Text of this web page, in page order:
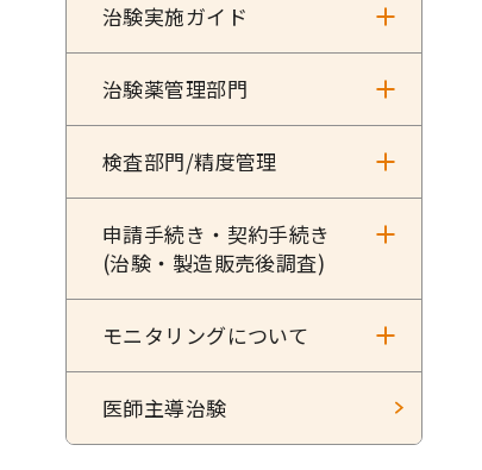
治験実施ガイド
治験薬管理部門
検査部門/精度管理
申請手続き・契約手続き
(治験・製造販売後調査)
モニタリングについて
医師主導治験